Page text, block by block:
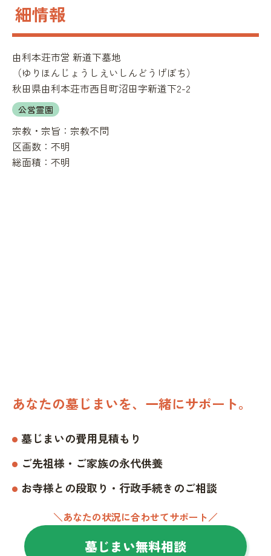
細情報
由利本荘市営 新道下墓地
（ゆりほんじょうしえいしんどうげぼち）
秋田県由利本荘市西目町沼田字新道下2-2
公営霊園
宗教・宗旨： 宗教不問
区画数： 不明
総面積： 不明
あなたの墓じまいを、一緒にサポート。
墓じまいの費用見積もり
ご先祖様・ご家族の永代供養
お寺様との段取り・行政手続きのご相談
＼あなたの状況に合わせてサポート／
墓じまい無料相談